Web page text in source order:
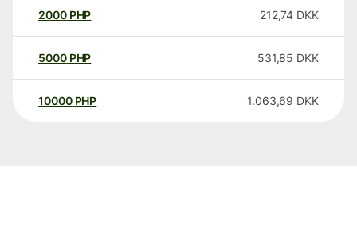
2000 PHP 212,74 DKK
5000 PHP 531,85 DKK
10000 PHP 1.063,69 DKK